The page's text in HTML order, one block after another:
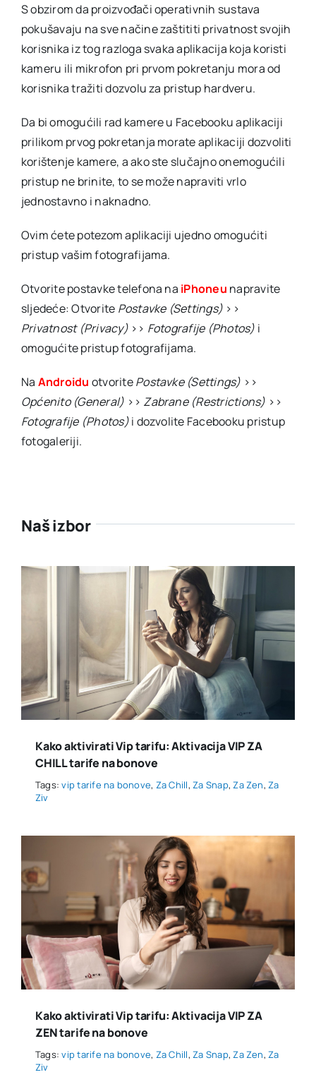
S obzirom da proizvođači operativnih sustava
pokušavaju na sve načine zaštititi privatnost svojih
korisnika iz tog razloga svaka aplikacija koja koristi
kameru ili mikrofon pri prvom pokretanju mora od
korisnika tražiti dozvolu za pristup hardveru.
Da bi omogućili rad kamere u Facebooku aplikaciji
prilikom prvog pokretanja morate aplikaciji dozvoliti
korištenje kamere, a ako ste slučajno onemogućili
pristup ne brinite, to se može napraviti vrlo
jednostavno i naknadno.
Ovim ćete potezom aplikaciji ujedno omogućiti
pristup vašim fotografijama.
Otvorite postavke telefona na iPhoneu napravite
sljedeće: Otvorite Postavke (Settings) >>
Privatnost (Privacy)>> Fotografije (Photos) i
omogućite pristup fotografijama.
Na Androidu otvoritePostavke (Settings) >>
Općenito (General) >> Zabrane (Restrictions) >>
Fotografije (Photos)i dozvolite Facebooku pristup
fotogaleriji.
Naš izbor
Kako aktivirati Vip tarifu: Aktivacija VIP ZA
CHILL tarife na bonove
Tags:vip tarife na bonove, Za Chill,Za Snap,Za Zen,Za
Ziv
Kako aktivirati Vip tarifu: Aktivacija VIP ZA
ZEN tarife na bonove
Tags:vip tarife na bonove, Za Chill,Za Snap,Za Zen,Za
Ziv